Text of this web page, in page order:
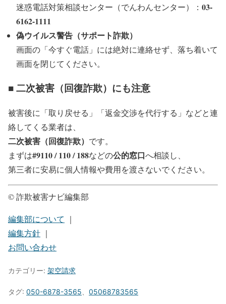
迷惑電話対策相談センター（でんわんセンター）： 03-
6162-1111
偽ウイルス警告（サポート詐欺）
画面の「今すぐ電話」には絶対に連絡せず、落ち着いて
画面を閉じてください。
■ 二次被害（回復詐欺）にも注意
被害後に「取り戻せる」「返金交渉を代行する」などと連
絡してくる業者は、
二次被害（回復詐欺） です。
まずは#9110 / 110 / 188などの公的窓口へ相談し、
第三者に安易に個人情報や費用を渡さないでください。
© 詐欺被害ナビ編集部
編集部について ｜
編集方針 ｜
お問い合わせ
カテゴリー: 架空請求
タグ: 050-6878-3565 05068783565